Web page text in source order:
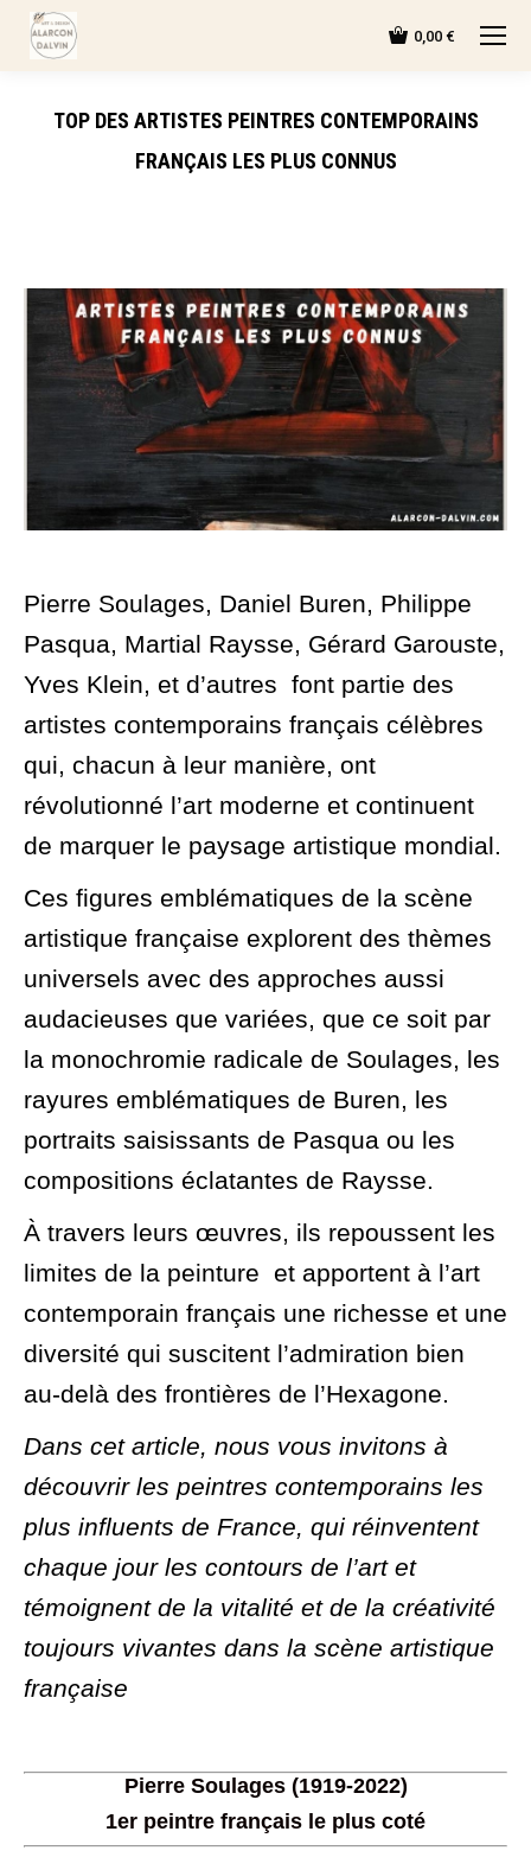
0,00 €
TOP DES ARTISTES PEINTRES CONTEMPORAINS
FRANÇAIS LES PLUS CONNUS
Pierre Soulages, Daniel Buren, Philippe
Pasqua, Martial Raysse, Gérard Garouste,
Yves Klein, et d’autres font partie des
artistes contemporains français célèbres
qui, chacun à leur manière, ont
révolutionné l’art moderne et continuent
de marquer le paysage artistique mondial.
Ces figures emblématiques de la scène
artistique française explorent des thèmes
universels avec des approches aussi
audacieuses que variées, que ce soit par
la monochromie radicale de Soulages, les
rayures emblématiques de Buren, les
portraits saisissants de Pasqua ou les
compositions éclatantes de Raysse.
À travers leurs œuvres, ils repoussent les
limites de la peinture et apportent à l’art
contemporain français une richesse et une
diversité qui suscitent l’admiration bien
au-delà des frontières de l’Hexagone.
Dans cet article, nous vous invitons à
découvrir les peintres contemporains les
plus influents de France, qui réinventent
chaque jour les contours de l’art et
témoignent de la vitalité et de la créativité
toujours vivantes dans la scène artistique
française
Pierre Soulages (1919-2022)
1er peintre français le plus coté